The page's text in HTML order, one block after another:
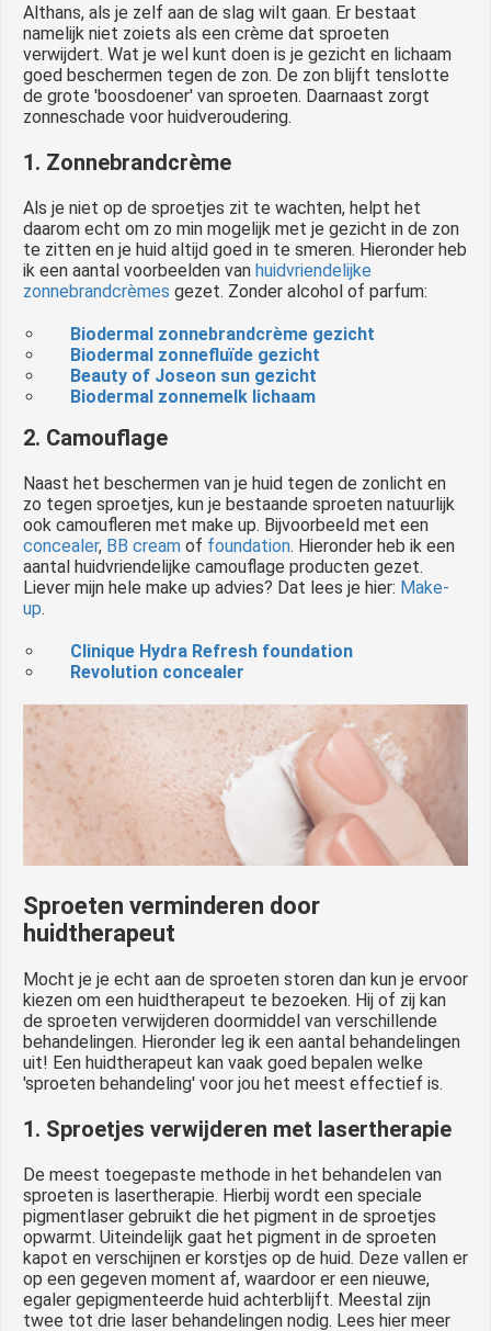
Althans, als je zelf aan de slag wilt gaan. Er bestaat
namelijk niet zoiets als een crème dat sproeten
verwijdert. Wat je wel kunt doen is je gezicht en lichaam
goed beschermen tegen de zon. De zon blijft tenslotte
de grote 'boosdoener' van sproeten. Daarnaast zorgt
zonneschade voor huidveroudering.
1. Zonnebrandcrème
Als je niet op de sproetjes zit te wachten, helpt het
daarom echt om zo min mogelijk met je gezicht in de zon
te zitten en je huid altijd goed in te smeren. Hieronder heb
ik een aantal voorbeelden van huidvriendelijke
zonnebrandcrèmes gezet. Zonder alcohol of parfum:
Biodermal zonnebrandcrème gezicht
Biodermal zonnefluïde gezicht
Beauty of Joseon sun gezicht
Biodermal zonnemelk lichaam
2. Camouflage
Naast het beschermen van je huid tegen de zonlicht en
zo tegen sproetjes, kun je bestaande sproeten natuurlijk
ook camoufleren met make up. Bijvoorbeeld met een
concealer, BB cream of foundation. Hieronder heb ik een
aantal huidvriendelijke camouflage producten gezet.
Liever mijn hele make up advies? Dat lees je hier: Make-
up.
Clinique Hydra Refresh foundation
Revolution concealer
Sproeten verminderen door
huidtherapeut
Mocht je je echt aan de sproeten storen dan kun je ervoor
kiezen om een huidtherapeut te bezoeken. Hij of zij kan
de sproeten verwijderen doormiddel van verschillende
behandelingen. Hieronder leg ik een aantal behandelingen
uit! Een huidtherapeut kan vaak goed bepalen welke
'sproeten behandeling' voor jou het meest effectief is.
1. Sproetjes verwijderen met lasertherapie
De meest toegepaste methode in het behandelen van
sproeten is lasertherapie. Hierbij wordt een speciale
pigmentlaser gebruikt die het pigment in de sproetjes
opwarmt. Uiteindelijk gaat het pigment in de sproeten
kapot en verschijnen er korstjes op de huid. Deze vallen er
op een gegeven moment af, waardoor er een nieuwe,
egaler gepigmenteerde huid achterblijft. Meestal zijn
twee tot drie laser behandelingen nodig. Lees hier meer